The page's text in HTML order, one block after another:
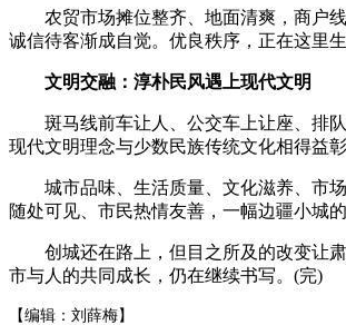
农贸市场摊位整齐、地面清爽，商户线
诚信待客渐成自觉。优良秩序，正在这里生
文明交融：淳朴民风遇上现代文明
斑马线前车让人、公交车上让座、排队
现代文明理念与少数民族传统文化相得益
城市品味、生活质量、文化滋养、市场
随处可见、市民热情友善，一幅边疆小城
创城还在路上，但目之所及的改变让肃
市与人的共同成长，仍在继续书写。(完)
【编辑：刘薛梅】